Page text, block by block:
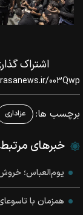
اشتراک
003Qwp
برچسب ها: عزاداری
خبرهای مرتبط
یوم‌العباس؛ خروش
همزمان با